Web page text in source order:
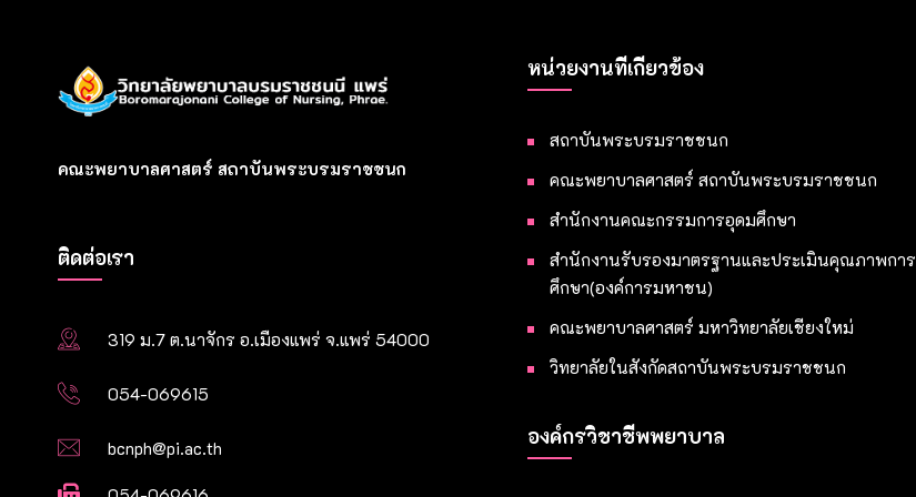
คณะพยาบาลศาสตร์ สถาบันพระบรมราชชนก
ติดต่อเรา
319 ม.7 ต.นาจักร อ.เมืองแพร่ จ.แพร่ 54000
054-069615
bcnph@pi.ac.th
หน่วยงานที่เกี่ยวข้อง
สถาบันพระบรมราชชนก
คณะพยาบาลศาสตร์ สถาบันพระบรมราชชนก
สำนักงานคณะกรรมการอุดมศึกษา
สำนักงานรับรองมาตรฐานและประเมินคุณภาพการ
ศึกษา(องค์การมหาชน)
คณะพยาบาลศาสตร์ มหาวิทยาลัยเชียงใหม่
วิทยาลัยในสังกัดสถาบันพระบรมราชชนก
องค์กรวิชาชีพพยาบาล